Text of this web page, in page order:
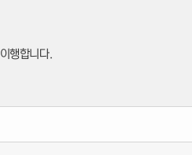
행합니다.